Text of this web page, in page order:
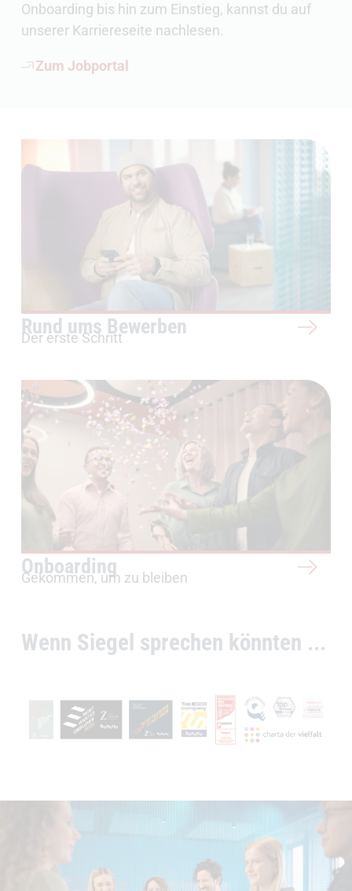
Onboarding bis hin zum Einstieg, kannst du auf
unserer Karriereseite nachlesen.
Zum Jobportal
Rund ums Bewerben
Der erste Schritt
Onboarding
Gekommen, um zu bleiben
Wenn Siegel sprechen könnten ...